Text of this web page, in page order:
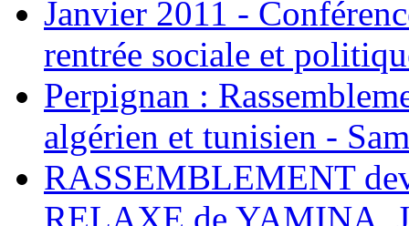
Janvier 2011 -
rentrée sociale et
Perpignan :
algérien et tunisien -
RASSEMBLEMENT
RELAXE de YAMINA,